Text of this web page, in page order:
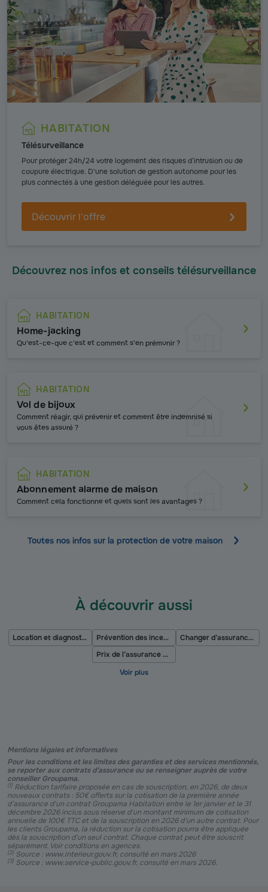
HABITATION
Télésurveillance
Pour protéger 24h/24 votre logement des risques d’intrusion ou de
coupure électrique. D'une solution de gestion autonome pour les
plus connectés à une gestion déléguée pour les autres.
Découvrir l'offre
Découvrez nos infos et conseils télésurveillance
HABITATION
Home-jacking
Qu'est-ce-que c'est et comment s'en prémunir ?
HABITATION
Vol de bijoux
Comment réagir, qui prévenir et commentêtre indemnisé si
vous êtes assuré ?
HABITATION
Abonnement alarme de maison
Comment cela fonctionne et quels sont les avantages ?
Toutes nos infos sur la protection de votre maison
À découvrir aussi
Location et diagnostics obligatoires Prévention des incendies
Changer d’assurance habitation
Prix de l’assurance habitation en France métropolitaine
Mentions légales et informatives
Pour les conditions et les limites des garanties et des services mentionnés,
se reporter aux contrats d’assurance ou se renseigner auprès de votre
conseiller Groupama.
(1) Réduction tarifaire proposée en cas de souscription, en 2026, de deux
nouveaux contrats : 50€ offerts sur la cotisation de la première année
d’assurance d'un contrat Groupama Habitation entre le 1er janvier et le 31
décembre 2026 inclus sous réserve d'un montant minimum de cotisation
annuelle de 100€ TTC et de la souscription en 2026 d’un autre contrat. Pour
les clients Groupama, la réduction sur la cotisation pourra être appliquée
dès la souscription d'un seul contrat. Chaque contrat peut être souscrit
séparément. Voir conditions en agences.
(2) Source : www.interieur.gouv.fr, consulté en mars 2026
(3) Source : www.service-public.gouv.fr, consulté en mars 2026.